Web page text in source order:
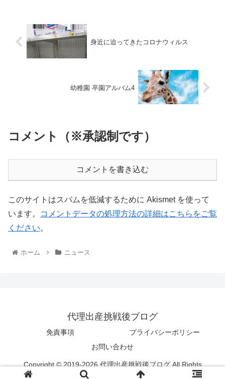
身近に迫ってきたコロナウィルス
幼稚園 卒園アルバム4
コメント（※承認制です）
コメントを書き込む
このサイトはスパムを低減するために Akismet を使って
います。
コメントデータの処理方法の詳細はこちらをご覧
ください。
ホーム ニュース
代理出産挑戦後ブログ
免責事項
プライバシーポリシー
お問い合わせ
Copyright © 2019-2026 代理出産挑戦後ブログ All Rights